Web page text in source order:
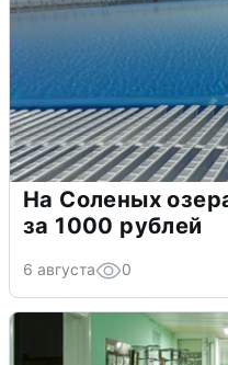
На Соленых
за 1000 рублей
6 августа 0